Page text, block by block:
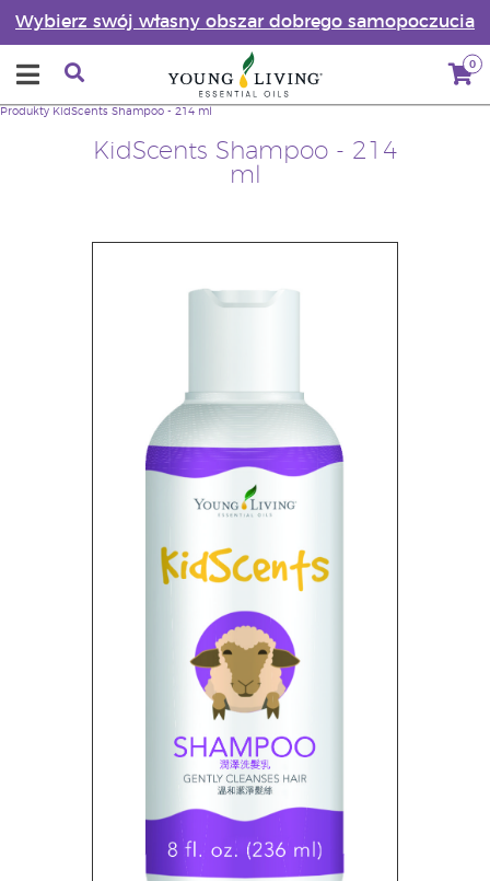
Wybierz swój własny obszar dobrego samopoczucia
0
KidScents Shampoo - 214
ml
Produkty KidScents Shampoo - 214 ml